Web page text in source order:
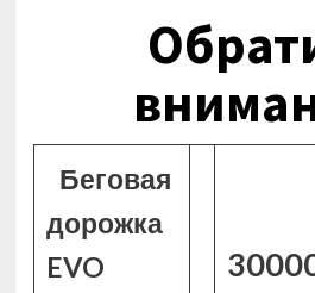
Беговая
дорожка
EVO